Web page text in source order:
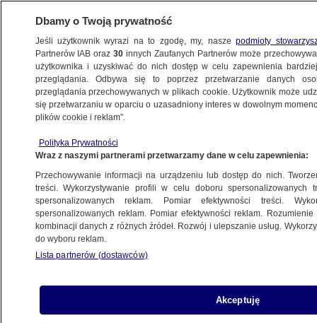
POLSKA
"Król Zanzibaru" na platformie Max
30.06.2024, 06:41
Udostępnij
Dbamy o Twoją prywatność
Jeśli użytkownik wyrazi na to zgodę, my, naszepodmioty
Partnerów IAB oraz30 innych Zaufanych Partnerów może
użytkownika i uzyskiwać do nich dostęp w celu zapewnienia
przeglądania. Odbywa się to poprzez przetwarzanie danych
przeglądania przechowywanych w plikach cookie. Użytkownik może
się przetwarzaniu w oparciu o uzasadniony interes w dowolnym
plików cookie i reklam”.
Polityka Prywatności
Wraz z naszymi partnerami przetwarzamy dane w celu zapewnienia:
Przechowywanie informacji na urządzeniu lub dostęp do nich.
treści. Wykorzystywanie profili w celu doboru spersonalizowanych
spersonalizowanych reklam. Pomiar efektywności treści.
spersonalizowanych reklam. Pomiar efektywności reklam.
kombinacji danych z różnych źródeł. Rozwój i ulepszanie usług.
do wyboru reklam.
Lista partnerów (dostawców)
Akceptuję